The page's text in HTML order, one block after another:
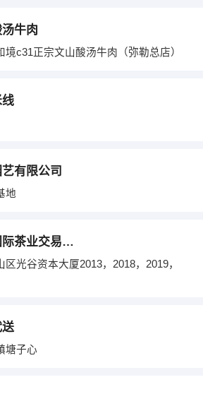
牛肉
境c31正宗文山酸汤牛肉（弥勒总店）
有限公司
地
武汉陆羽国际茶业交易中心
区光谷资本大厦2013，2018，2019，
塘子心